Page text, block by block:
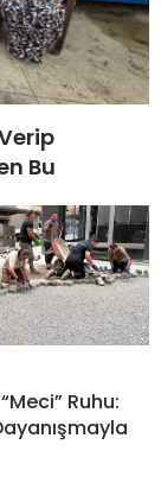
Bu
“Meci” Ruhu: